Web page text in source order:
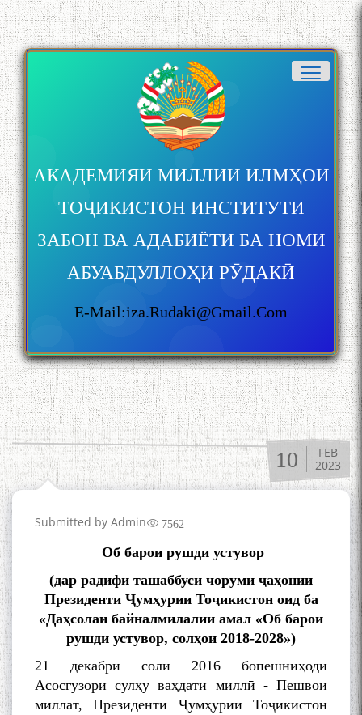
АКАДЕМИЯИ МИЛЛИИ ИЛМҲОИ
ТОҶИКИСТОН ИНСТИТУТИ
ЗАБОН ВА АДАБИЁТИ БА НОМИ
АБУАБДУЛЛОҲИ РӮДАКӢ
E-Mail:iza.rudaki@gmail.com
10
FEB
2023
Submitted by Admin 7562
Об барои рушди устувор
(дар радифи ташаббуси чоруми ҷаҳонии
Президенти Ҷумҳурии Тоҷикистон оид ба
«Даҳсолаи байналмилалии амал «Об барои
рушди устувор, солҳои 2018-2028»)
21 декабри соли 2016 бопешниҳоди
Асосгузори сулҳу ваҳдати миллӣ - Пешвои
миллат, Президенти Ҷумҳурии Тоҷикистон